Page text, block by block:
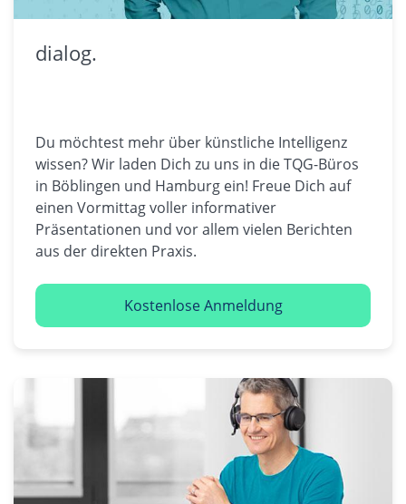
dialog.
Du möchtest mehr über künstliche Intelligenz
wissen? Wir laden Dich zu uns in die TQG-Büros
in Böblingen und Hamburg ein! Freue Dich auf
einen Vormittag voller informativer
Präsentationen und vor allem vielen Berichten
aus der direkten Praxis.
Kostenlose Anmeldung